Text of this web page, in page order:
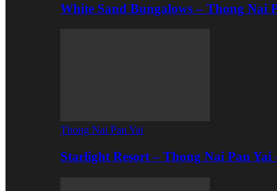
White Sand Bungalows – Thong Nai
Thong Nai Pan Yai
Starlight Resort – Thong Nai Pan Yai